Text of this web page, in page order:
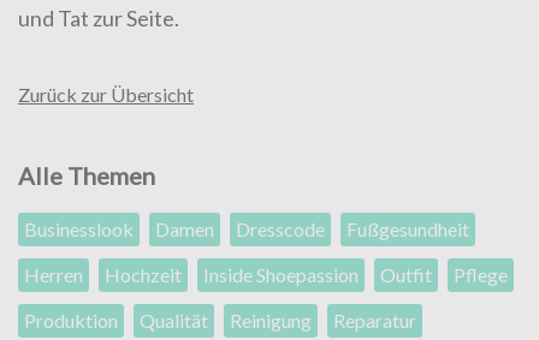
und Tat zur Seite.
Zurück zur Übersicht
Alle Themen
Businesslook Damen Dresscode
Fußgesundheit
Herren
Hochzeit Inside Shoepassion Outfit
Pflege
Produktion
Qualität Reinigung
Reparatur